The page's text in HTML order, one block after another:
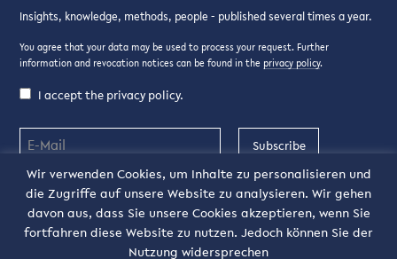
Insights, knowledge, methods, people - published several times a year.
You agree that your data may be used to process your request. Further
information and revocation notices can be found in the privacy policy.
I accept the privacy policy.
Subscribe
Wir verwenden Cookies, um Inhalte zu personalisieren und
die Zugriffe auf unsere Website zu analysieren. Wir gehen
davon aus, dass Sie unsere Cookies akzeptieren, wenn Sie
fortfahren diese Website zu nutzen. Jedoch können Sie der
Nutzung widersprechen